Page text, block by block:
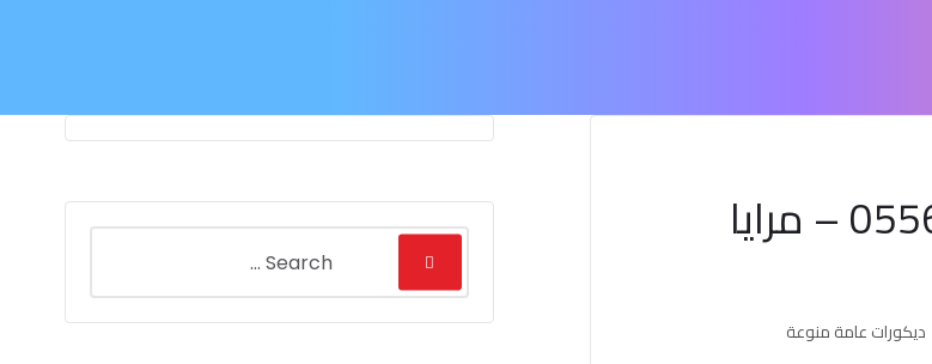
ديكورات مرايا الطائف ت: 0556131856 – مرايا
ديكورات عامة منوعة